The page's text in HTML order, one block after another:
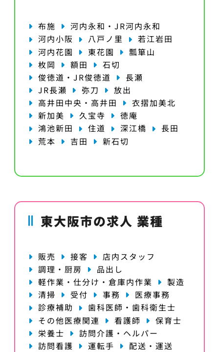
布施
河内永和・JR河内永和
河内小阪
八戸ノ里
若江岩田
河内花園
東花園
瓢箪山
枚岡
額田
石切
俊徳道・JR俊徳道
長瀬
JR長瀬
弥刀
放出
高井田中央・高井田
衣摺加美北
新加美
久宝寺
徳庵
鴻池新田
住道 深江橋
長田
荒本
吉田 新石切
東大阪市の求人 業種
販売 接客
店内スタッフ
調理・厨房
品出し
軽作業・仕分け・倉庫内作業
製造
清掃
受付 事務
医療事務
診療補助
歯科医師・歯科衛生士
その他医療関連
看護師
保育士
栄養士
訪問介護・ヘルパー
訪問看護
運転手
配送・運送